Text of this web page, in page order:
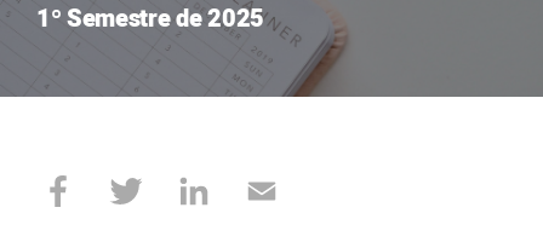
1º Semestre de 2025